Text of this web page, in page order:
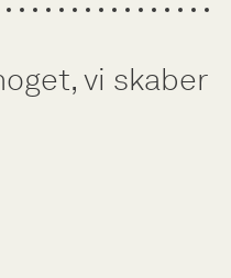
vi skaber